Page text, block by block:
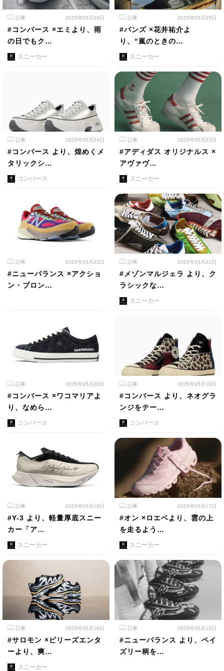
記事 2025年05月26日
#コンバース ×エミより、雨
の日でもク…
スニーカー
記事 2025年05月25日
#バンズ ×花井祐介よ
り、“嵐のときの…
スニーカー
記事 2025年05月24日
#コンバース より、煌めくメ
タリックシ…
コンバース
記事 2025年05月23日
#アディダス オリジナルス ×
アヴァヴ…
スニーカー
記事 2025年05月23日
#ニューバランス ×アクショ
ン・ブロン…
記事 2025年05月21日
#メゾンマルジェラ より、ク
ラシックな…
スニーカー
記事 2025年05月20日
#コンバース ×ワコマリアよ
り、なめら…
コンバース
記事 2025年05月19日
#コンバース より、ネオグラ
ンジをテー…
コンバース
記事 2025年05月18日
#Y-3 より、軽量厚底スニー
カー「ア…
スニーカー
記事 2025年05月17日
#オン ×ロエベより、雲の上
を走るよう…
スニーカー
記事 2025年05月16日
#サロモン ×ビリーズエンタ
ーより、爽…
スニーカー
記事 2025年05月15日
#ニューバランス より、ペイ
ズリー柄を…